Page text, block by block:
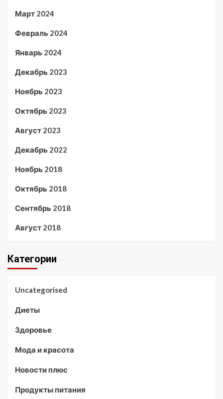
Март 2024
Февраль 2024
Январь 2024
Декабрь 2023
Ноябрь 2023
Октябрь 2023
Август 2023
Декабрь 2022
Ноябрь 2018
Октябрь 2018
Сентябрь 2018
Август 2018
Категории
Uncategorised
Диеты
Здоровье
Мода и красота
Новости плюс
Продукты питания